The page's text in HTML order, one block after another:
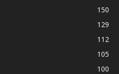
150
129
112
105
100